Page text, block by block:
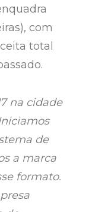
com
total
na cidade
de
a marca
formato.